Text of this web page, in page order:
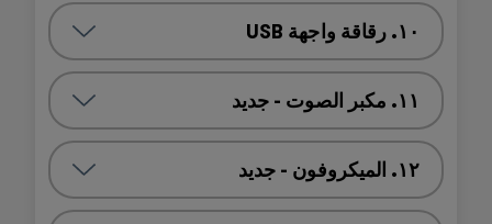
١٠. رقاقة واجهة USB
١١. مكبر الصوت - جديد
١٢. الميكروفون - جديد